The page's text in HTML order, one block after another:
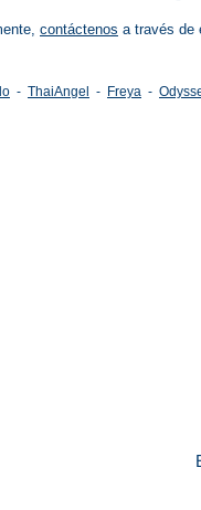
contáctenos a través de
- ThaiAngel - Freya -